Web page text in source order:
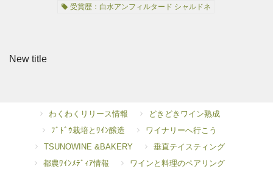
受賞歴：白水アンフィルタード シャルドネ
New title
わくわくリリース情報
どきどきワイン熟成
ﾌﾞﾄﾞｳ栽培とﾜｲﾝ醸造
ワイナリーへ行こう
TSUNOWINE &BAKERY
垂直テイスティング
都農ﾜｲﾝﾒﾃﾞｨｱ情報
ワインと料理のペアリング